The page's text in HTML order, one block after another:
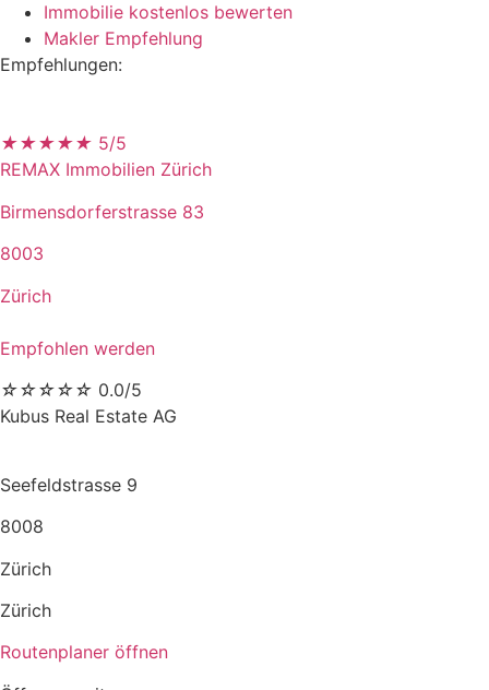
Immobilie kostenlos bewerten
Makler Empfehlung
Empfehlungen:
★★★★★ 5/5
REMAX Immobilien Zürich
Birmensdorferstrasse 83
8003
Zürich
Empfohlen werden
☆☆☆☆☆ 0.0/5
Kubus Real Estate AG
Seefeldstrasse 9
8008
Zürich
Zürich
Routenplaner öffnen